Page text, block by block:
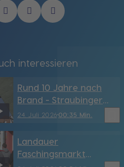
interessieren
24. Juli 202600:35 Min.
Rund 10 Jahre nach
Brand - Straubinger
Rathaus hat sein
Türmchen wieder (SR)
Landauer
Faschingsmarkt